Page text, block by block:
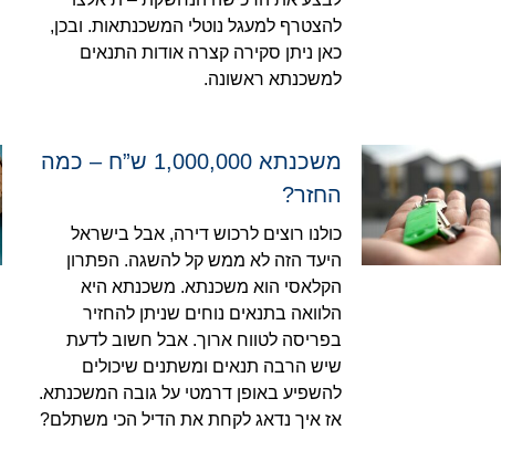
להצטרף למעגל נוטלי המשכנתאות. ובכן,
כאן ניתן סקירה קצרה אודות התנאים
למשכנתא ראשונה.
משכנתא 1,000,000 ש”ח – כמה
החזר?
כולנו רוצים לרכוש דירה, אבל בישראל
היעד הזה לא ממש קל להשגה. הפתרון
הקלאסי הוא משכנתא. משכנתא היא
הלוואה בתנאים נוחים שניתן להחזיר
בפריסה לטווח ארוך. אבל חשוב לדעת
שיש הרבה תנאים ומשתנים שיכולים
להשפיע באופן דרמטי על גובה המשכנתא.
אז איך נדאג לקחת את הדיל הכי משתלם?